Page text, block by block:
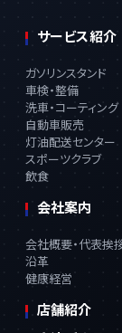
サービス紹介
ガソリンスタンド
車検・整備
洗車・コーティング
自動車販売
灯油配送センター
スポーツクラブ
飲食
会社案内
会社概要・代表挨
沿革
健康経営
店舗紹介